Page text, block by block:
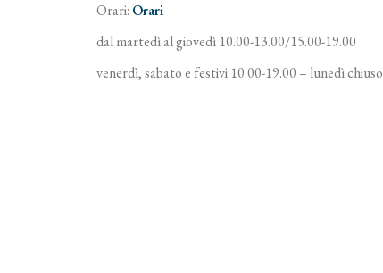
Orari: Orari
dal martedì al giovedì 10.00-13.00/15.00-19.00
venerdì, sabato e festivi 10.00-19.00 – lunedì chiuso